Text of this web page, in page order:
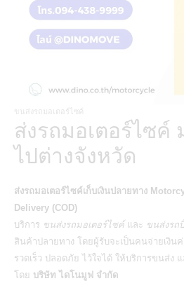
ขนส่งรถมอเตอร์ไซค์
ส่งรถมอเตอร์ไซค์
ไปต่างจังหวัด
ส่งรถมอเตอร์ไซค์เก็บเงินปลายทาง
Delivery (COD)
บริการ ขนส่งรถมอเตอร์ไซค์ และ ขนส่งรถ
สินค้าปลายทาง โดยผู้รับจะเป็นคนจ่ายเงิน
รวดเร็ว ปลอดภัย ไว้ใจได้ ให้บริการขนส่ง
โดย บริษัท ไดโนมูฟ จำกัด